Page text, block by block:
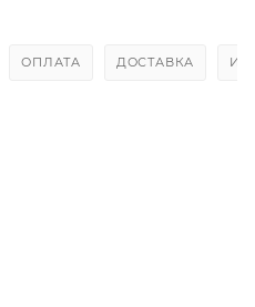
ОПЛАТА ДОСТАВКА